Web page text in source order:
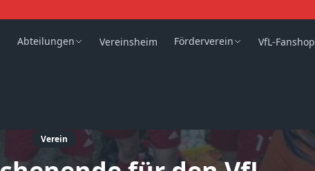
Abteilungen Vereinsheim Förderverein VfL-Fanshop
Verein